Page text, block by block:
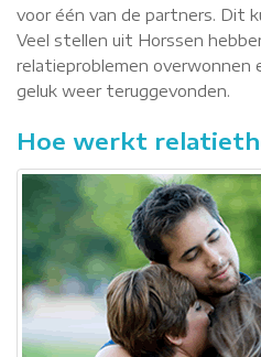
voor één van de partners. Dit
Veel stellen uit Horssen
relatieproblemen overwonnen
geluk weer teruggevonden.
Hoe werkt